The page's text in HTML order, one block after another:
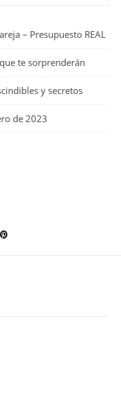
– Presupuesto REAL
te sorprenderán
y secretos
de 2023